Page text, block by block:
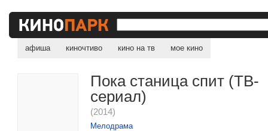
афиша киночтиво кино на тв мое кино
Пока станица спит (ТВ-
сериал)
(2014)
Мелодрама